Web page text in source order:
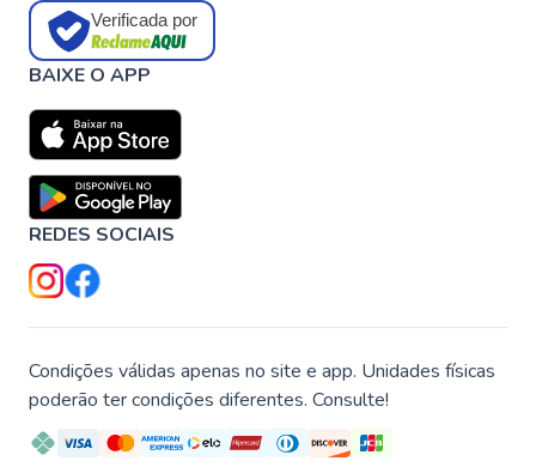
Verificada por
BAIXE O APP
REDES SOCIAIS
Condições válidas apenas no site e app. Unidades físicas
poderão ter condições diferentes. Consulte!